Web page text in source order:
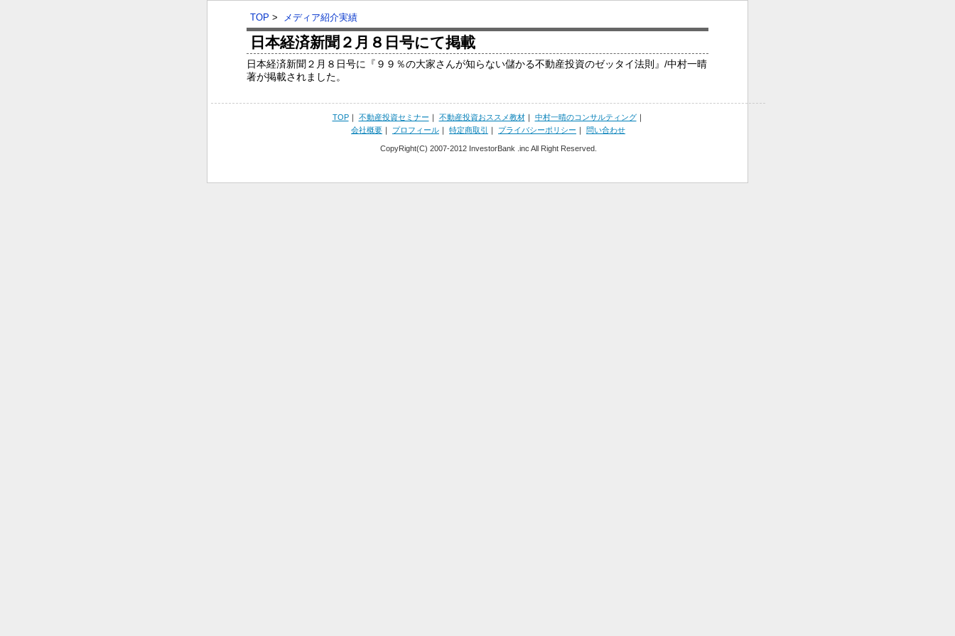
TOP > メディア紹介実績
日本経済新聞２月８日号にて掲載
日本経済新聞２月８日号に『９９％の大家さんが知らない儲かる不動産投資のゼッタイ法則』/中村一晴
著が掲載されました。
TOP｜ 不動産投資セミナー ｜ 不動産投資おススメ教材｜ 中村一晴のコンサルティング｜
会社概要 ｜ プロフィール ｜ 特定商取引 ｜ プライバシーポリシー ｜ 問い合わせ
CopyRight(C) 2007-2012 InvestorBank .inc All Right Reserved.